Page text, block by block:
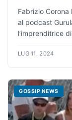
Fabrizio
al podcast
l’imprenditrice
LUG 11, 2024
GOSSIP NEWS